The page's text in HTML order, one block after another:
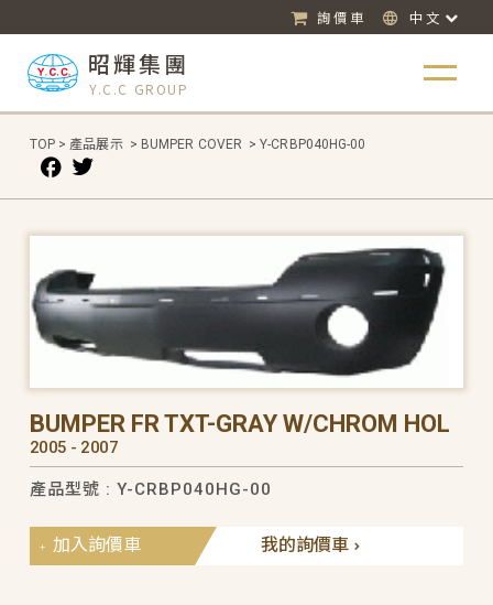
詢價車 中文
昭輝集團
Y.C.C GROUP
TOP > 產品展示 > BUMPER COVER > Y-CRBP040HG-00
BUMPER FR TXT-GRAY W/CHROM HOL
2005 - 2007
產品型號 : Y-CRBP040HG-00
我的詢價車
加入詢價車